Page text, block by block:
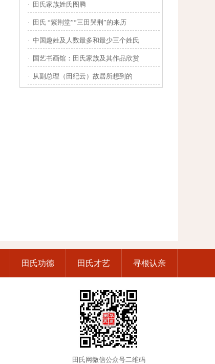
· 田氏家族姓氏图腾
· 田氏 “紫荆堂”“三田哭荆”的来历
· 中国趣姓及人数最多和最少三个姓氏
· 国艺书画馆：田氏家族及其作品欣赏
· 从副总理（田纪云）故居所想到的
田氏功德 田氏才艺 寻根认亲
田氏网微信公众号二维码